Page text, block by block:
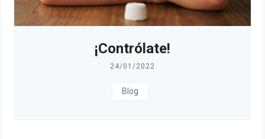
¡Contrólate!
24/01/2022
Blog